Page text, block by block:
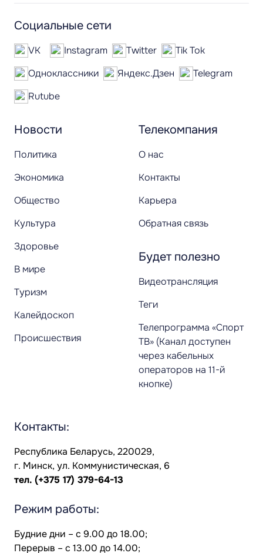
Новости
Политика
Экономика
Общество
Культура
Здоровье
В мире
Туризм
Калейдоскоп
Происшествия
Телекомпания
О нас
Контакты
Карьера
Обратная связь
Будет полезно
Видеотрансляция
Теги
Телепрограмма «Спорт
ТВ» (Канал доступен
через кабельных
операторов на 11-й
кнопке)
Социальные сети
VK Instagram Twitter
Tik Tok
Одноклассники
Яндекс.Дзен
Telegram
Rutube
Контакты:
Республика Беларусь, 220029,
г. Минск, ул. Коммунистическая, 6
тел. (+375 17) 379-64-13
Режим работы:
Будние дни – с 9.00 до 18.00;
Перерыв – с 13.00 до 14.00;